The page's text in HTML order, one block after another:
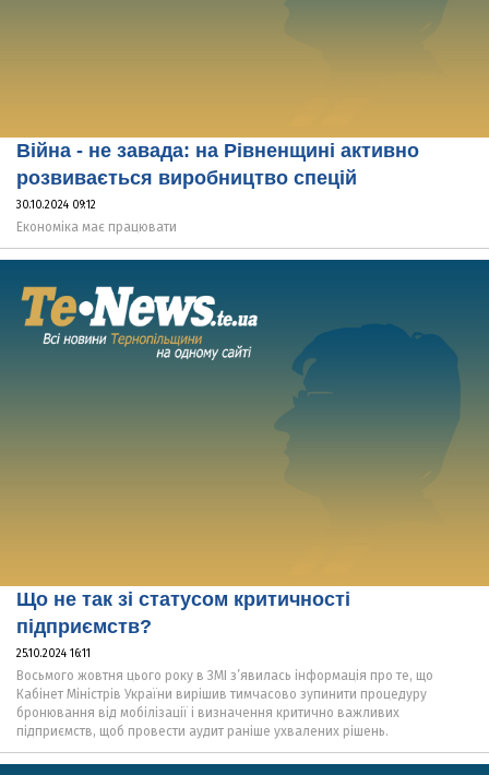
Війна - не завада: на Рівненщині активно
розвивається виробництво спецій
30.10.2024 09:12
Економіка має працювати
Що не так зі статусом критичності
підприємств?
25.10.2024 16:11
Восьмого жовтня цього року в ЗМІ з’явилась інформація про те, що
Кабінет Міністрів України вирішив тимчасово зупинити процедуру
бронювання від мобілізації і визначення критично важливих
підприємств, щоб провести аудит раніше ухвалених рішень.